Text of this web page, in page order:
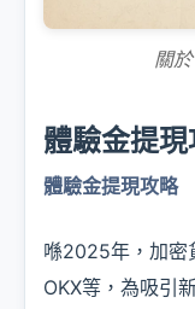
關
體驗金提
體驗金提現攻略
喺2025年，加密
OKX等，為吸引